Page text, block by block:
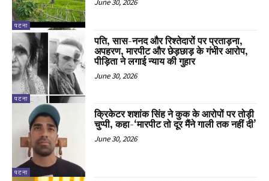
पटना
June 30, 2026
पटना
पति, सास-ननद और रिश्तेदारों पर प्रताड़ना,
अपहरण, मारपीट और छेड़छाड़ के गंभीर आरोप,
पीड़िता ने लगाई न्याय की गुहार
June 30, 2026
पटना
क्रिकेटर शशांक सिंह ने कुक के आरोपों पर तोड़ी
चुप्पी, कहा-‘मारपीट तो दूर मैंने गाली तक नहीं दी’
June 30, 2026